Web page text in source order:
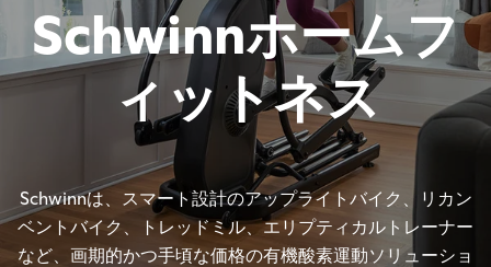
Schwinnホームフ
ィットネス
Schwinnは、スマート設計のアップライトバイク、リカン
ベントバイク、トレッドミル、エリプティカルトレーナー
など、画期的かつ手頃な価格の有機酸素運動ソリューショ